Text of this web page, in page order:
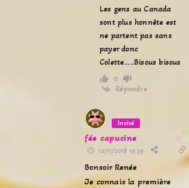
Les gens au Canada
sont plus honnête est
ne partent pas sans
payer donc
Colette…..Bisous bisous
0
Répondre
Invité
fée capucine
12/11/2018 19:39
Bonsoir Renée
Je connais la première